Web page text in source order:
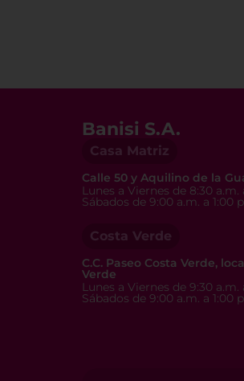
Banisi S.A.
Casa Matriz
Calle 50 y Aquilino de la
Lunes a Viernes de 8:30 a.m.
Sábados de 9:00 a.m. a 1:00
Costa Verde
C.C. Paseo Costa Verde,
Verde
Lunes a Viernes de 9:30 a.m.
Sábados de 9:00 a.m. a 1:00